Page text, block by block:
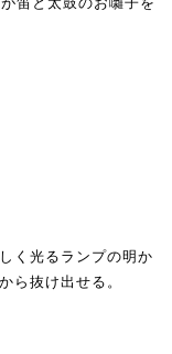
く光るランプの明か
ら抜け出せる。